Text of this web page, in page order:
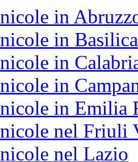
in
in
in
in
in Emilia
nel Friuli
nel Lazio